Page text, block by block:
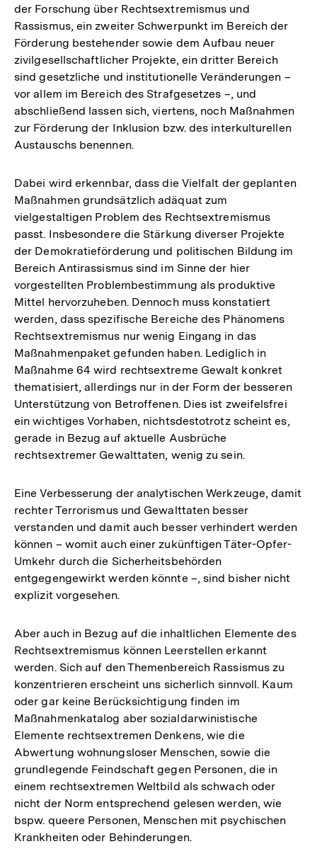
der Forschung über Rechtsextremismus und
Rassismus, ein zweiter Schwerpunkt im Bereich der
Förderung bestehender sowie dem Aufbau neuer
zivilgesellschaftlicher Projekte, ein dritter Bereich
sind gesetzliche und institutionelle Veränderungen –
vor allem im Bereich des Strafgesetzes –, und
abschließend lassen sich, viertens, noch Maßnahmen
zur Förderung der Inklusion bzw. des interkulturellen
Austauschs benennen.
Dabei wird erkennbar, dass die Vielfalt der geplanten
Maßnahmen grundsätzlich adäquat zum
vielgestaltigen Problem des Rechtsextremismus
passt. Insbesondere die Stärkung diverser Projekte
der Demokratieförderung und politischen Bildung im
Bereich Antirassismus sind im Sinne der hier
vorgestellten Problembestimmung als produktive
Mittel hervorzuheben. Dennoch muss konstatiert
werden, dass spezifische Bereiche des Phänomens
Rechtsextremismus nur wenig Eingang in das
Maßnahmenpaket gefunden haben. Lediglich in
Maßnahme 64 wird rechtsextreme Gewalt konkret
thematisiert, allerdings nur in der Form der besseren
Unterstützung von Betroffenen. Dies ist zweifelsfrei
ein wichtiges Vorhaben, nichtsdestotrotz scheint es,
gerade in Bezug auf aktuelle Ausbrüche
rechtsextremer Gewalttaten, wenig zu sein.
Eine Verbesserung der analytischen Werkzeuge, damit
rechter Terrorismus und Gewalttaten besser
verstanden und damit auch besser verhindert werden
können – womit auch einer zukünftigen Täter-Opfer-
Umkehr durch die Sicherheitsbehörden
entgegengewirkt werden könnte –, sind bisher nicht
explizit vorgesehen.
Aber auch in Bezug auf die inhaltlichen Elemente des
Rechtsextremismus können Leerstellen erkannt
werden. Sich auf den Themenbereich Rassismus zu
konzentrieren erscheint uns sicherlich sinnvoll. Kaum
oder gar keine Berücksichtigung finden im
Maßnahmenkatalog aber sozialdarwinistische
Elemente rechtsextremen Denkens, wie die
Abwertung wohnungsloser Menschen, sowie die
grundlegende Feindschaft gegen Personen, die in
einem rechtsextremen Weltbild als schwach oder
nicht der Norm entsprechend gelesen werden, wie
bspw. queere Personen, Menschen mit psychischen
Krankheiten oder Behinderungen.